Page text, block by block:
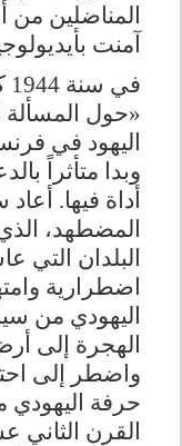
المناضلين من
آمنت
«حول
اليهود في
وبدا متأثراً
أداة فيها.
المضطهد،
البلدان التي
اضطرارية
اليهودي من
الهجرة إلى
واضطر إلى
حرفة اليهودي
القرن الثاني